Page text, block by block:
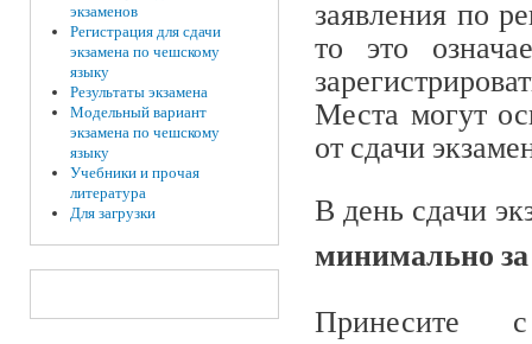
экзаменов
Регистрация для сдачи
экзамена по чешскому
языку
Результаты экзамена
Модельный вариант
экзамена по чешскому
языку
Учебники и прочая
литература
Для загрузки
заявления по
то это
Места могут
от сдачи
В день сдачи
минимально
Принесите